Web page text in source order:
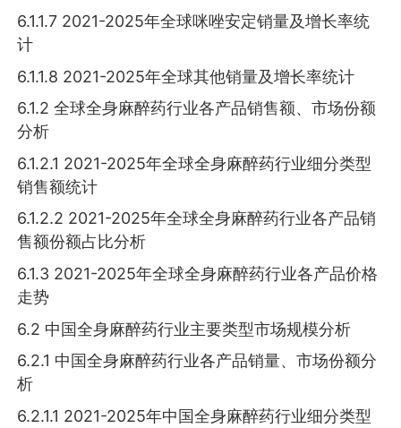
6.1.1.7 2021-2025年全球咪唑安定销量及增长率统
计
6.1.1.8 2021-2025年全球其他销量及增长率统计
6.1.2 全球全身麻醉药行业各产品销售额、市场份额
分析
6.1.2.1 2021-2025年全球全身麻醉药行业细分类型
销售额统计
6.1.2.2 2021-2025年全球全身麻醉药行业各产品销
售额份额占比分析
6.1.3 2021-2025年全球全身麻醉药行业各产品价格
走势
6.2 中国全身麻醉药行业主要类型市场规模分析
6.2.1 中国全身麻醉药行业各产品销量、市场份额分
析
6.2.1.1 2021-2025年中国全身麻醉药行业细分类型